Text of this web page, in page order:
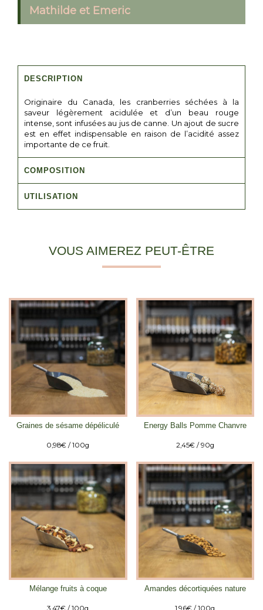
Mathilde et Emeric
DESCRIPTION
Originaire du Canada, les cranberries séchées à la
saveur légèrement acidulée et d’un beau rouge
intense, sont infusées au jus de canne. Un ajout de sucre
est en effet indispensable en raison de l’acidité assez
importante de ce fruit.
COMPOSITION
UTILISATION
VOUS AIMEREZ PEUT-ÊTRE
Graines de sésame dépéliculé
0,98€ / 100g
Energy Balls Pomme Chanvre
2,45€ / 90g
Mélange fruits à coque Amandes décortiquées nature